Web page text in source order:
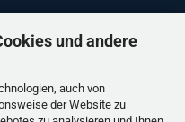
und andere
auch von
der Website zu